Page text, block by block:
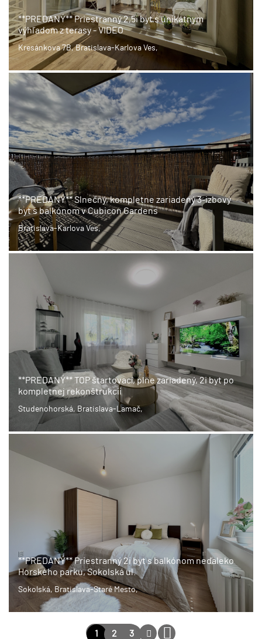
**PREDANÝ** Priestranný 2,5i byt s unikátnym
výhľadom z terasy - VIDEO
Kresánkova 7B, Bratislava-Karlova Ves,
**PREDANÝ** Slnečný, kompletne zariadený 3-izbový
byt s balkónom v Cubicon Gardens
Bratislava-Karlova Ves,
**PREDANÝ** TOP štartovací, plne zariadený, 2i byt po
kompletnej rekonštrukcii
Studenohorská, Bratislava-Lamač,
**PREDANÝ** Priestranný 2i byt s balkónom neďaleko
Horského parku, Sokolská ul.
Sokolská, Bratislava-Staré Mesto,
1 2 3